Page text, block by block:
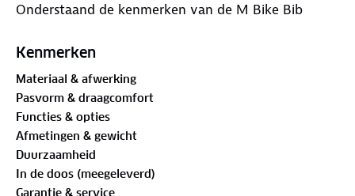
Onderstaand de kenmerken van de M Bike Bib
66% Polyester, 25% katoen en 9% polypropyleen
Windstopper softshell-warm aan de voorzijde (by
Gore-Tex Labs)
Thermo-inner velours aan de achterkant (isolerend
en sneldrogend)
Beschermede transtex®-voering in het ruggedeelte
Kenmerken
Materiaal & afwerking
Pasvorm & draagcomfort
Functies & opties
Afmetingen & gewicht
Duurzaamheid
In de doos (meegeleverd)
Garantie & service